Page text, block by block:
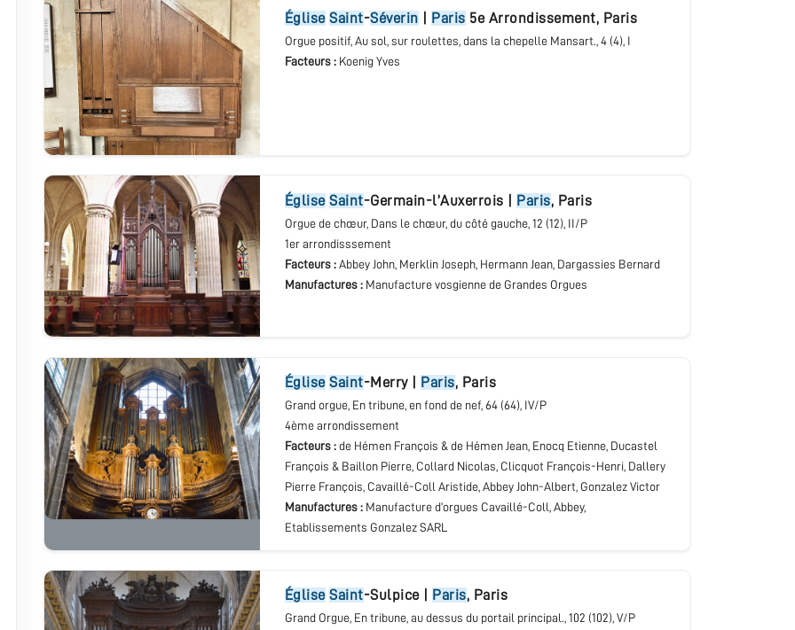
Église Saint-Séverin Paris 5e Arrondissement, Paris
Orgue positif, Au sol, sur roulettes, dans la chepelle Mansart., 4 (4), I
Facteurs : Koenig Yves
église Saint-Germain-l’Auxerrois Paris, Paris
Orgue de chœur, Dans le chœur, du côté gauche, 12 (12), II/P
1er arrondisssement
Facteurs : Abbey John, Merklin Joseph, Hermann Jean, Dargassies Bernard
Manufactures : Manufacture vosgienne de Grandes Orgues
église Saint-Merry| Paris, Paris
Grand orgue, En tribune, en fond de nef, 64 (64), IV/P
4ème arrondissement
Facteurs : de Hémen François & de Hémen Jean, Enocq Etienne, Ducastel
François & Baillon Pierre, Collard Nicolas, Clicquot François-Henri, Dallery
Pierre François, Cavaillé-Coll Aristide, Abbey John-Albert, Gonzalez Victor
Manufactures : Manufacture d’orgues Cavaillé-Coll, Abbey,
Etablissements Gonzalez SARL
église Saint-Sulpice| Paris, Paris
Grand Orgue, En tribune, au dessus du portail principal., 102 (102), V/P